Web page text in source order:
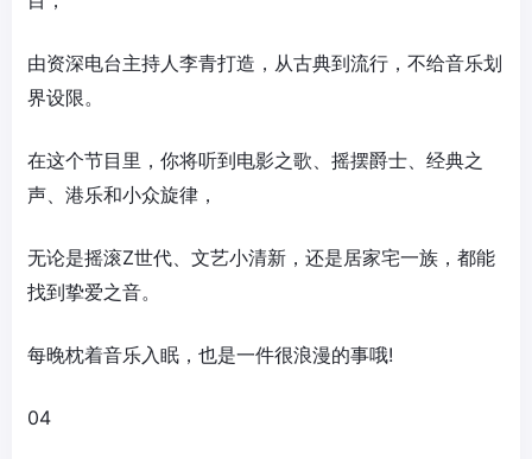
由资深电台主持人李青打造，从古典到流行，不给音乐划
界设限。
在这个节目里，你将听到电影之歌、摇摆爵士、经典之
声、港乐和小众旋律，
无论是摇滚Z世代、文艺小清新，还是居家宅一族，都能
找到挚爱之音。
每晚枕着音乐入眠，也是一件很浪漫的事哦!
04